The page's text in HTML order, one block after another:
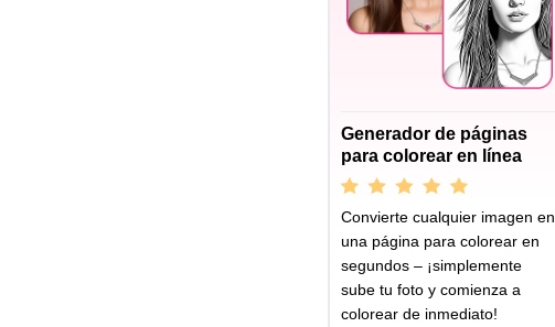
Generador de páginas
para colorear en línea
Convierte cualquier imagen en
una página para colorear en
segundos – ¡simplemente
sube tu foto y comienza a
colorear de inmediato!